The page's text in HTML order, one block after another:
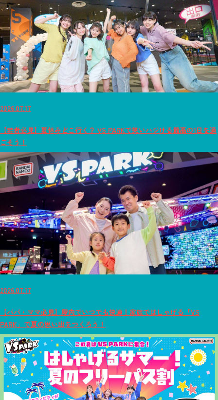
2026.07.17
【若者必見】夏休みどこ行く？ VS PARKで笑いハジける最高の1日を過
ごそう！
2026.07.17
【パパ・ママ必見】屋内でいつでも快適！家族ではしゃげる「VS
PARK」で夏の思い出をつくろう！